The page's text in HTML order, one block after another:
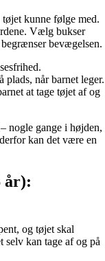
kunne følge med.
Vælg bukser
bevægelsen.
plads, når barnet leger.
at tage tøjet af og
nogle gange i højden,
kan det være en
år):
og tøjet skal
kan tage af og på